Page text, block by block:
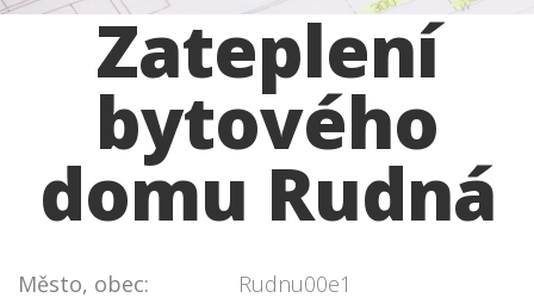
Zateplení
bytového
domu Rudná
Město, obec:
Rudnu00e1